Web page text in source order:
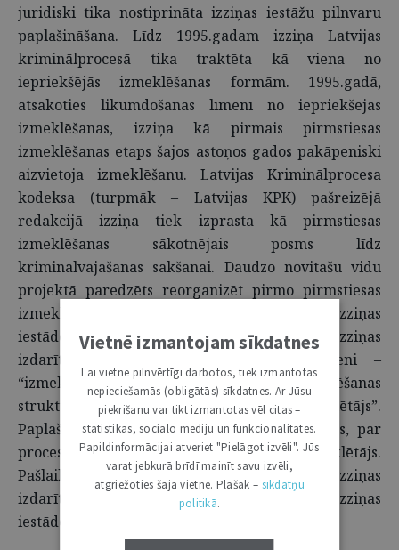
juridiski tika nostiprināta izziņas iestāžu pilnvaru
paplašināšana. Līdz 1995.gadam izziņa Latvijas
kriminālprocesā tika traktēta kā viena no
iepriekšējās izmeklēšanas formām. 1995.gadā,
atsakoties likumdošanas līmenī no iepriekšējās
izmeklēšanas, izziņa kā pirmais pirmstiesas
izmeklēšanas etaps šajos astoņos gados pakāpeniski
aizvietoja izmeklēšanu. Latvijas Kriminālprocesa
kodeksa (turpmāk – Latvijas KPK) pašreizējā
redakcijā izziņa tiek izprasta kā pirmstiesas
izmeklēšanas sākotnējais posms līdz
kriminālvajāšanas sākšanai. Daudzo novitāšu vidū
projektā paredzēts reorganizēt pirmo pirmstiesas
izmeklēšanas posmu – izziņu. Jēdzienu “izziņas
iestāde”, “izziņas iestādes priekšnieks” un “izziņas
izdarītājs” vietā projektā iekļauti jēdzieni –
“izmeklēšanas iestāde”, “izmeklēšanas
struktūrvienības vadītājs” un “izmeklētājs”.
Paplašinās minēto procesa subjektu pilnvaras, par
procesa virzītāju tiek uzskatīts tikai izmeklētājs.
Pašlaik izziņas laikā procesa virzītāji ir izziņas
izdarītājs, izziņas iestādes priekšnieks un izziņas
iestāde.
Vietnē izmantojam sīkdatnes
Lai vietne pilnvērtīgi darbotos, tiek izmantotas
nepieciešamās (obligātās) sīkdatnes. Ar Jūsu
piekrišanu var tikt izmantotas vēl citas –
statistikas, sociālo mediju un funkcionalitātes.
Papildinformācijai atveriet "Pielāgot izvēli". Jūs
varat jebkurā brīdī mainīt savu izvēli,
atgriežoties šajā vietnē. Plašāk – sīkdatņu
politikā.